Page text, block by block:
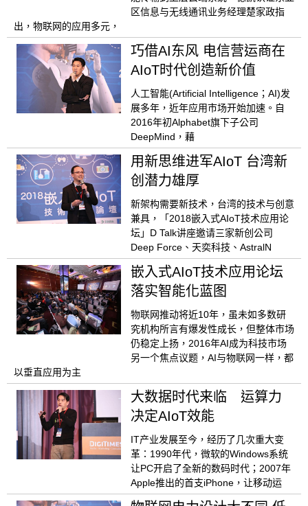
区信息与无线通讯业务经理楚家政指
出，物联网的应用多元，
巧借AI东风 电信营运商在
AIoT时代创造新价值
人工智能(Artificial Intelligence；AI)发
展多年，近年应用市场开始加速。自
2016年初Alphabet旗下子公司
DeepMind，藉
用新思维进军AIoT 台湾新
创潜力雄厚
新架构需要新技术，台湾的技术与创意
兼具，「2018嵌入式AIoT技术应用论
坛」D Talk讲座邀请三家新创公司
Deep Force、天奕科技、AstralN
嵌入式AIoT技术应用论坛
落实智能化蓝图
物联网推动将近10年，虽未如多数研
究机构所言有爆发性成长，但整体市场
仍稳定上扬，2016年AI成为科技市场
另一个焦点议题，AI与物联网一样，都
以垂直应用为主
大数据时代来临 运算力
决定AIoT效能
IT产业发展至今，经历了几次重大变
革：1990年代，微软的Windows系统
让PC开启了全新的数码时代；2007年
Apple推出的首支iPhone，让移动运